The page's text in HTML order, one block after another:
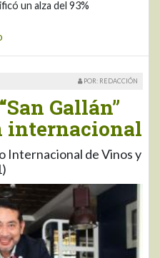
un alza del 93%
POR: REDACCIÓN
Gallán”
internacional
Internacional de Vinos y